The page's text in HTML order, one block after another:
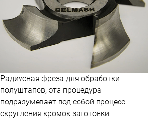
Радиусная фреза для обработки
полуштапов, эта процедура
подразумевает под собой процесс
скругления кромок заготовки